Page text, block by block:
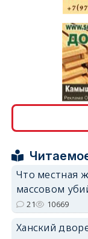
Что местная
массовом
21 10669
Ханский